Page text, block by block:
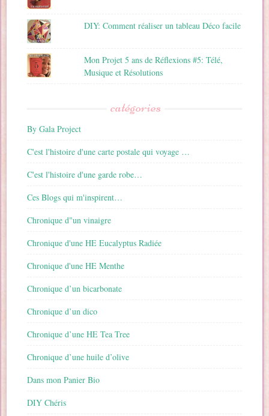
DIY: Comment réaliser un tableau Déco facile
Mon Projet 5 ans de Réflexions #5: Télé,
Musique et Résolutions
catégories
By Gala Project
C'est l'histoire d'une carte postale qui voyage …
C'est l'histoire d'une garde robe…
Ces Blogs qui m'inspirent…
Chronique d"un vinaigre
Chronique d'une HE Eucalyptus Radiée
Chronique d'une HE Menthe
Chronique d’un bicarbonate
Chronique d’un dico
Chronique d’une HE Tea Tree
Chronique d’une huile d’olive
Dans mon Panier Bio
DIY Chéris